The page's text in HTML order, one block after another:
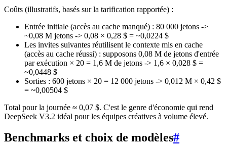
Coûts (illustratifs, basés sur la tarification rapportée) :
Entrée initiale (accès au cache manqué) : 80 000 jetons ->
~0,08 M jetons -> 0,08 × 0,28 $ = ~0,0224 $
Les invites suivantes réutilisent le contexte mis en cache
(accès au cache réussi) : supposons 0,08 M de jetons d'entrée
par exécution × 20 = 1,6 M de jetons -> 1,6 × 0,028 $ =
~0,0448 $
Sorties : 600 jetons × 20 = 12 000 jetons -> 0,012 M × 0,42 $
= ~0,00504 $
Total pour la journée ≈ 0,07 $. C'est le genre d'économie qui rend
DeepSeek V3.2 idéal pour les équipes créatives à volume élevé.
Benchmarks et choix de modèles#